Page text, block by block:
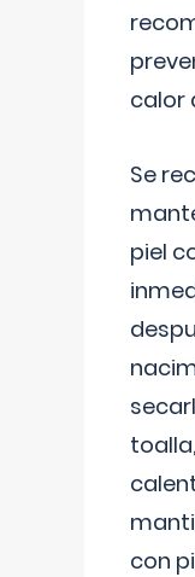
calor
Se
piel
con